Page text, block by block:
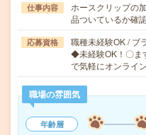
仕事内容
ホースクリップの
品ついているか確
応募資格
職種未経験OK / ブ
◆未経験OK！〇ま
で気軽にオンライ
職場の雰囲気
年齢層